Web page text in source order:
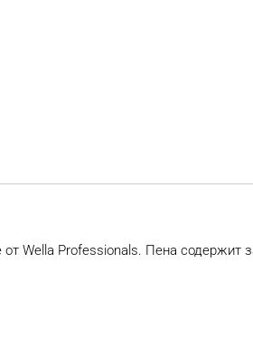
Wella Professionals. Пена содержит